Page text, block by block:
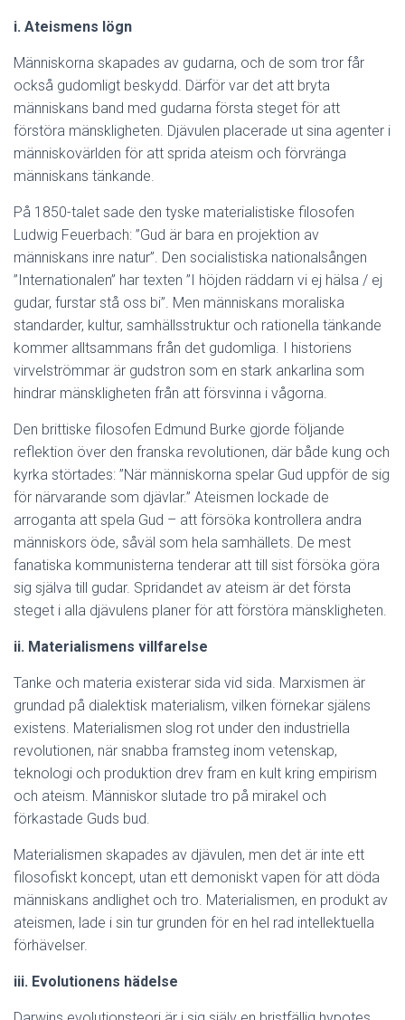
i. Ateismens lögn
Människorna skapades av gudarna, och de som tror får
också gudomligt beskydd. Därför var det att bryta
människans band med gudarna första steget för att
förstöra mänskligheten. Djävulen placerade ut sina agenter i
människovärlden för att sprida ateism och förvränga
människans tänkande.
På 1850-talet sade den tyske materialistiske filosofen
Ludwig Feuerbach: ”Gud är bara en projektion av
människans inre natur”. Den socialistiska nationalsången
”Internationalen” har texten ”I höjden räddarn vi ej hälsa / ej
gudar, furstar stå oss bi”. Men människans moraliska
standarder, kultur, samhällsstruktur och rationella tänkande
kommer alltsammans från det gudomliga. I historiens
virvelströmmar är gudstron som en stark ankarlina som
hindrar mänskligheten från att försvinna i vågorna.
Den brittiske filosofen Edmund Burke gjorde följande
reflektion över den franska revolutionen, där både kung och
kyrka störtades: ”När människorna spelar Gud uppför de sig
för närvarande som djävlar.” Ateismen lockade de
arroganta att spela Gud – att försöka kontrollera andra
människors öde, såväl som hela samhällets. De mest
fanatiska kommunisterna tenderar att till sist försöka göra
sig själva till gudar. Spridandet av ateism är det första
steget i alla djävulens planer för att förstöra mänskligheten.
ii. Materialismens villfarelse
Tanke och materia existerar sida vid sida. Marxismen är
grundad på dialektisk materialism, vilken förnekar själens
existens. Materialismen slog rot under den industriella
revolutionen, när snabba framsteg inom vetenskap,
teknologi och produktion drev fram en kult kring empirism
och ateism. Människor slutade tro på mirakel och
förkastade Guds bud.
Materialismen skapades av djävulen, men det är inte ett
filosofiskt koncept, utan ett demoniskt vapen för att döda
människans andlighet och tro. Materialismen, en produkt av
ateismen, lade i sin tur grunden för en hel rad intellektuella
förhävelser.
iii. Evolutionens hädelse